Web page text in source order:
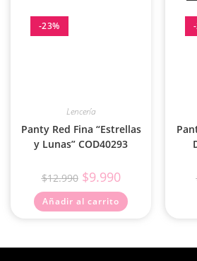
-23%
Lencería
Panty Red Fina “Estrellas
y Lunas” COD40293
$12.990 $9.990
Añadir al carrito